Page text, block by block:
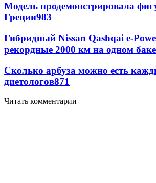
Модель продемонстрировала
Греции983
Гибридный Nissan Qashqai e-
рекордные 2000 км на одном баке
Сколько арбуза можно есть
диетологов871
Читать комментарии